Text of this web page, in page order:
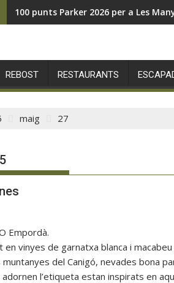
100 punts Parker 2026 per a Les
REBOST RESTAURANTS
maig 27
Empordà.
vinyes de garnatxa blanca i
del Canigó, nevades bona
l’etiqueta estan inspirats en